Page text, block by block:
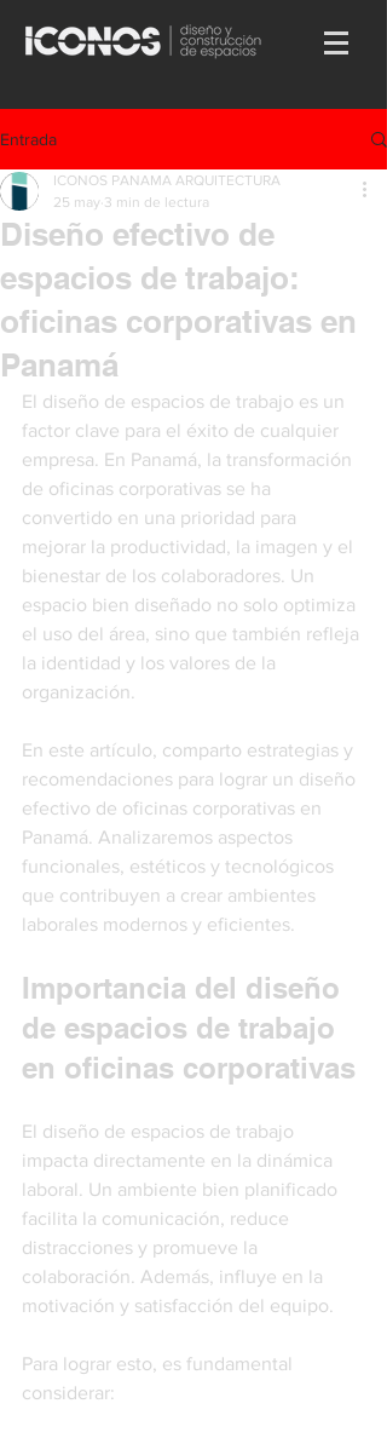
Entrada
Diseño efectivo de
espacios de trabajo:
oficinas corporativas en
Panamá
ICONOS PANAMA ARQUITECTURA
25 may 3 min de lectura
El diseño de espacios de trabajo es un
factor clave para el éxito de cualquier
empresa. En Panamá, la transformación
de oficinas corporativas se ha
convertido en una prioridad para
mejorar la productividad, la imagen y el
bienestar de los colaboradores. Un
espacio bien diseñado no solo optimiza
el uso del área, sino que también refleja
la identidad y los valores de la
organización.
En este artículo, comparto estrategias y
recomendaciones para lograr un diseño
efectivo de oficinas corporativas en
Panamá. Analizaremos aspectos
funcionales, estéticos y tecnológicos
que contribuyen a crear ambientes
laborales modernos y eficientes.
Importancia del diseño
de espacios de trabajo
en oficinas corporativas
El diseño de espacios de trabajo
impacta directamente en la dinámica
laboral. Un ambiente bien planificado
facilita la comunicación, reduce
distracciones y promueve la
colaboración. Además, influye en la
motivación y satisfacción del equipo.
Para lograr esto, es fundamental
considerar: